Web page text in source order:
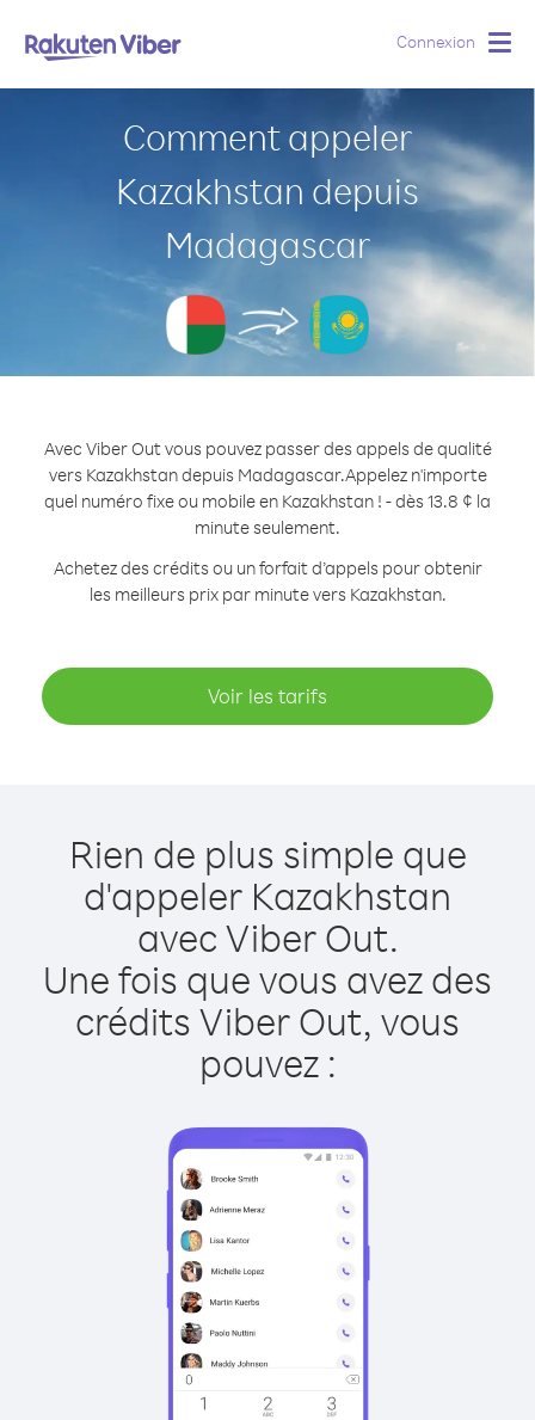
Connexion
Comment appeler
Kazakhstan depuis
Madagascar
Avec Viber Out vous pouvez passer des appels de qualité
vers Kazakhstan depuis Madagascar.Appelez n'importe
quel numéro fixe ou mobile en Kazakhstan ! - dès 13.8 ¢ la
minute seulement.
Achetez des crédits ou un forfait d’appels pour obtenir
les meilleurs prix par minute vers Kazakhstan.
Voir les tarifs
Rien de plus simple que
d'appeler Kazakhstan
avec Viber Out.
Une fois que vous avez des
crédits Viber Out, vous
pouvez :